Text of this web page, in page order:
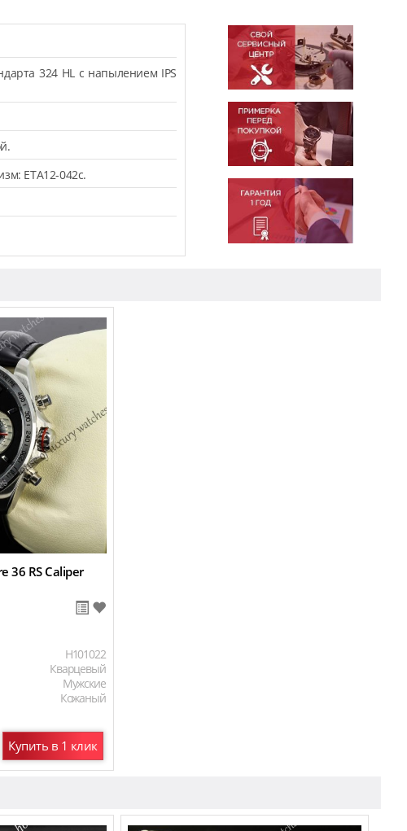
324 HL с напылением IPS
ETA12-042c.
36 RS Caliper
H101022
Кварцевый
Мужские
Кожаный
Купить в 1 клик